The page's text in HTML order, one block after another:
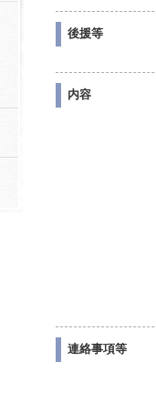
後援等
内容
連絡事項等